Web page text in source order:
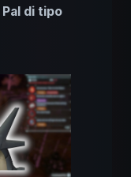
Pal di tipo